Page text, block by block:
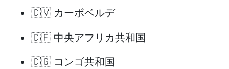
🇨🇻 カーボベルデ
🇨🇫 中央アフリカ共和国
🇨🇬 コンゴ共和国